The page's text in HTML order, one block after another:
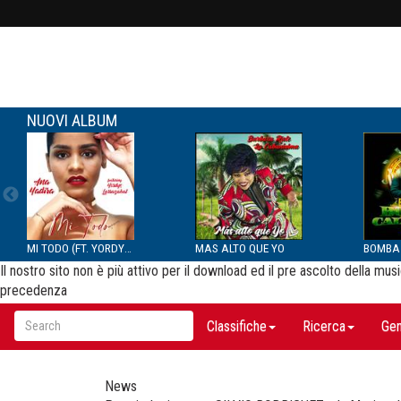
NUOVI ALBUM
MAS ALTO QUE YO
Il nostro sito non è più attivo per il download ed il pre ascolto della
precedenza
Classifiche Ricerca
News